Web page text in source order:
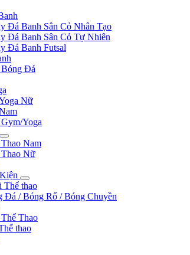
Đá Banh Sân Cỏ Nhân Tạo
Đá Banh Sân Cỏ Tự Nhiên
Đá Banh Futsal
Đá
Nữ
Yoga
Nam
Nữ
Thể thao
Đá / Bóng Rổ / Bóng Chuyền
Thao
thao